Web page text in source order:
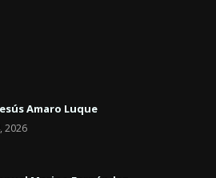
Amaro Luque
2026